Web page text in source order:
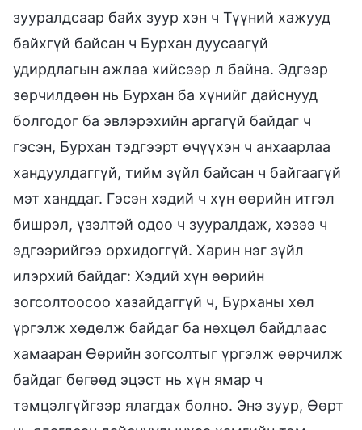
зууралдсаар байх зуур хэн ч Түүний хажууд
байхгүй байсан ч Бурхан дуусаагүй
удирдлагын ажлаа хийсээр л байна. Эдгээр
зөрчилдөөн нь Бурхан ба хүнийг дайснууд
болгодог ба эвлэрэхийн аргагүй байдаг ч
гэсэн, Бурхан тэдгээрт өчүүхэн ч анхаарлаа
хандуулдаггүй, тийм зүйл байсан ч байгаагүй
мэт ханддаг. Гэсэн хэдий ч хүн өөрийн итгэл
бишрэл, үзэлтэй одоо ч зууралдаж, хэзээ ч
эдгээрийгээ орхидоггүй. Харин нэг зүйл
илэрхий байдаг: Хэдий хүн өөрийн
зогсолтоосоо хазайдаггүй ч, Бурханы хөл
үргэлж хөдөлж байдаг ба нөхцөл байдлаас
хамааран Өөрийн зогсолтыг үргэлж өөрчилж
байдаг бөгөөд эцэст нь хүн ямар ч
тэмцэлгүйгээр ялагдах болно. Энэ зуур, Өөрт